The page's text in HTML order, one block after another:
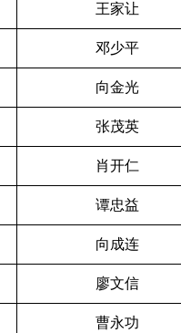
王家让
邓少平
向金光
张茂英
肖开仁
谭忠益
向成连
廖文信
曹永功